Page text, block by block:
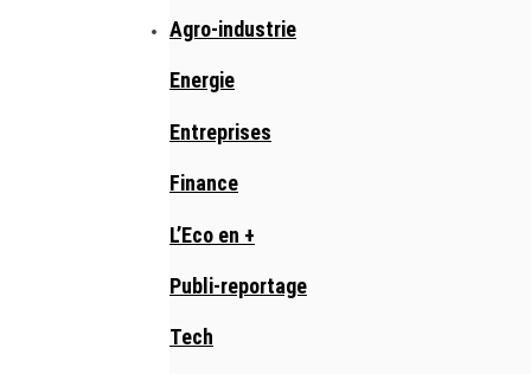
Agro-industrie
Energie
Entreprises
Finance
L’Eco en +
Publi-reportage
Tech